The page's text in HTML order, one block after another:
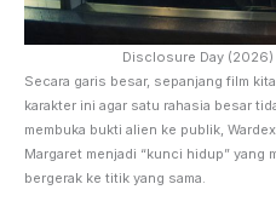
Disclosure Day
Secara garis besar, sepanjang film
karakter ini agar satu rahasia besar
membuka bukti alien ke publik,
Margaret menjadi “kunci hidup” yang
bergerak ke titik yang sama.